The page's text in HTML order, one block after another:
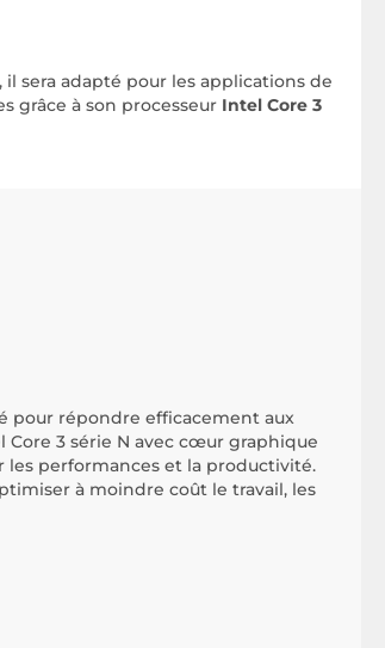
il sera adapté pour les applications de
grâce à son processeur Intel Core 3
pour répondre efficacement aux
Core 3 série N avec cœur graphique
les performances et la productivité.
à moindre coût le travail, les